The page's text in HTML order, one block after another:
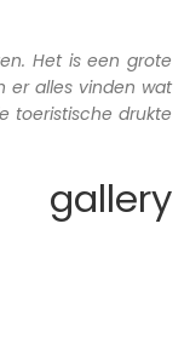
Het is een grote
er alles vinden wat
toeristische drukte
gallery